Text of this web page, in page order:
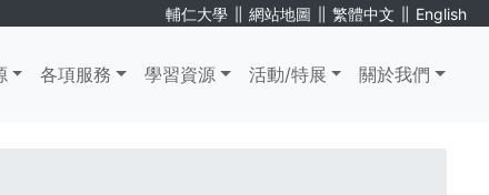
輔仁大學 ∥ 網站地圖 ∥ 繁體中文 ∥ English
各項服務 學習資源 活動/特展 關於我們